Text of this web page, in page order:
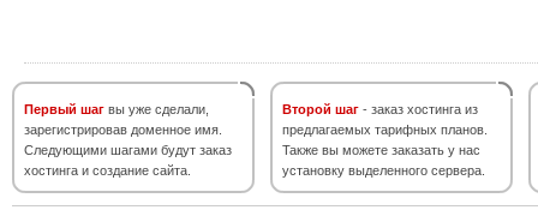
Первый шаг вы уже сделали,
зарегистрировав доменное имя.
Следующими шагами будут заказ
хостинга и создание сайта.
Второй шаг - заказ хостинга из
предлагаемых тарифных планов.
Также вы можете заказать у нас
установку выделенного сервера.